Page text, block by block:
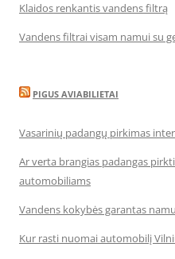
Klaidos renkantis vandens filtrą
Vandens filtrai visam namui su
PIGUS AVIABILIETAI
Vasarinių padangų pirkimas
Ar verta brangias padangas
automobiliams
Vandens kokybės garantas
Kur rasti nuomai automobilį